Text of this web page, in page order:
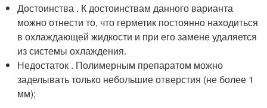
Достоинства . К достоинствам данного варианта
можно отнести то, что герметик постоянно находиться
в охлаждающей жидкости и при его замене удаляется
из системы охлаждения.
Недостаток . Полимерным препаратом можно
заделывать только небольшие отверстия (не более 1
мм);